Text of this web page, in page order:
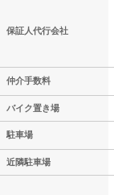
保証人代行会社
仲介手数料
バイク置き場
駐車場
近隣駐車場